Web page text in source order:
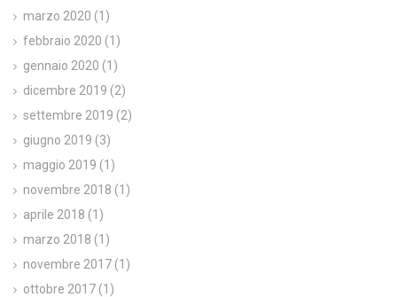
marzo 2020 (1)
febbraio 2020 (1)
gennaio 2020 (1)
dicembre 2019 (2)
settembre 2019 (2)
giugno 2019 (3)
maggio 2019 (1)
novembre 2018 (1)
aprile 2018 (1)
marzo 2018 (1)
novembre 2017 (1)
ottobre 2017 (1)